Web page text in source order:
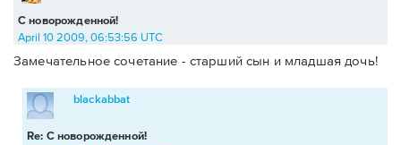
С новорожденной!
April 10 2009, 06:53:56 UTC
Замечательное сочетание - старший сын и младшая дочь!
Re: С новорожденной!
blackabbat